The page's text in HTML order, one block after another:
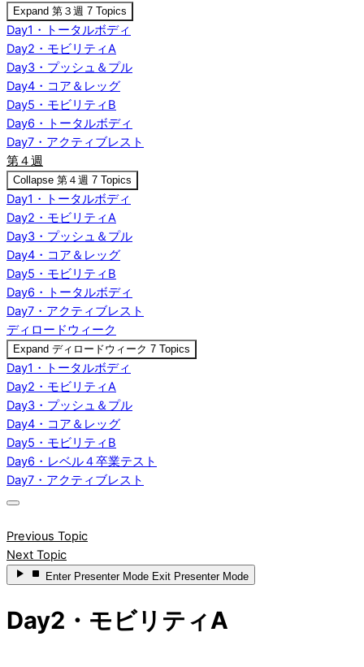
Expand 第３週 7 Topics
Day1・トータルボディ
Day2・モビリティA
Day3・プッシュ＆プル
Day4・コア＆レッグ
Day5・モビリティB
Day6・トータルボディ
Day7・アクティブレスト
第４週
Collapse 第４週 7 Topics
Day1・トータルボディ
Day2・モビリティA
Day3・プッシュ＆プル
Day4・コア＆レッグ
Day5・モビリティB
Day6・トータルボディ
Day7・アクティブレスト
ディロードウィーク
Expand ディロードウィーク 7 Topics
Day1・トータルボディ
Day2・モビリティA
Day3・プッシュ＆プル
Day4・コア＆レッグ
Day5・モビリティB
Day6・レベル４卒業テスト
Day7・アクティブレスト
Previous Topic
Next Topic
Enter Presenter Mode Exit Presenter Mode
Day2・モビリティA